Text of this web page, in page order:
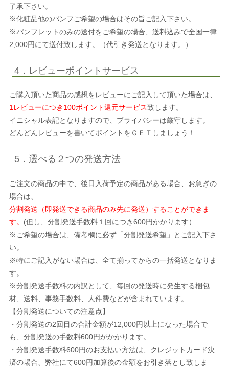
了承下さい。
※化粧品他のパンフご希望の場合はその旨ご記入下さい。
※パンフレットのみの送付をご希望の場合、送料込みで全国一律
2,000円にて送付致します。（代引き発送となります。）
4．レビューポイントサービス
ご購入頂いた商品の感想をレビューにご記入して頂いた場合は、
1レビューにつき100ポイント還元サービス致します。
イニシャル表記となりますので、プライバシーは厳守します。
どんどんレビューを書いてポイントをＧＥＴしましょう！
5．選べる２つの発送方法
ご注文の商品の中で、後日入荷予定の商品がある場合、お急ぎの
場合は、
分割発送（即発送できる商品のみ先に発送）することができま
す。 (但し、分割発送手数料１回につき600円かかります）
※ご希望の場合は、備考欄に必ず「分割発送希望」とご記入下さ
い。
※特にご記入がない場合は、全て揃ってからの一括発送となりま
す。
※分割発送手数料の内訳として、毎回の発送時に発生する梱包
材、送料、事務手数料、人件費などが含まれています。
【分割発送についての注意点】
・分割発送の2回目の合計金額が12,000円以上になった場合で
も、分割発送の手数料600円がかかります。
・分割発送手数料600円のお支払い方法は、クレジットカード決
済の場合、弊社にて600円加算後の金額をお引き落とし致しま